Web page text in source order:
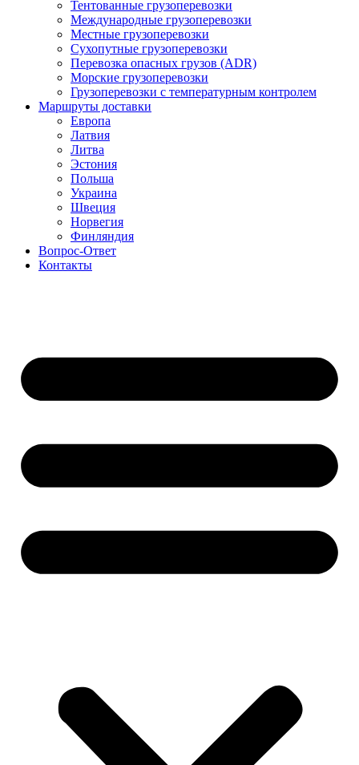
Тентованные грузоперевозки
Международные грузоперевозки
Местные грузоперевозки
Сухопутные грузоперевозки
Перевозка опасных грузов (ADR)
Морские грузоперевозки
Грузоперевозки с температурным контролем
Маршруты доставки
Европа
Латвия
Литва
Эстония
Польша
Украина
Швеция
Норвегия
Финляндия
Вопрос-Ответ
Контакты